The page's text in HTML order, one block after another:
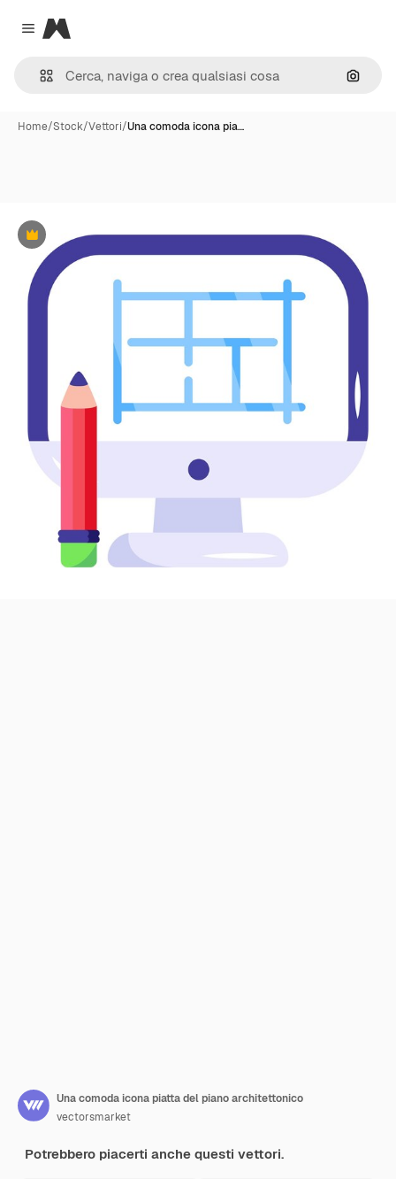
Close menu
Magnific
Cerca
Home/Stock/Vettori/Una comoda icona pia…
Premium
Una comoda icona piatta del piano architettonico
vectorsmarket
Potrebbero piacerti anche questi vettori.